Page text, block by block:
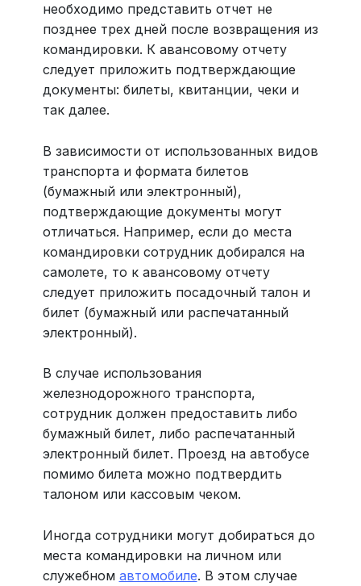
необходимо представить отчет не
позднее трех дней после возвращения из
командировки. К авансовому отчету
следует приложить подтверждающие
документы: билеты, квитанции, чеки и
так далее.
В зависимости от использованных видов
транспорта и формата билетов
(бумажный или электронный),
подтверждающие документы могут
отличаться. Например, если до места
командировки сотрудник добирался на
самолете, то к авансовому отчету
следует приложить посадочный талон и
билет (бумажный или распечатанный
электронный).
В случае использования
железнодорожного транспорта,
сотрудник должен предоставить либо
бумажный билет, либо распечатанный
электронный билет. Проезд на автобусе
помимо билета можно подтвердить
талоном или кассовым чеком.
Иногда сотрудники могут добираться до
места командировки на личном или
служебном автомобиле. В этом случае